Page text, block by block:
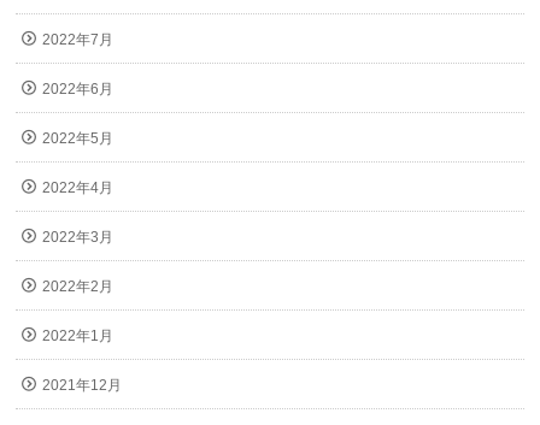
2022年7月
2022年6月
2022年5月
2022年4月
2022年3月
2022年2月
2022年1月
2021年12月